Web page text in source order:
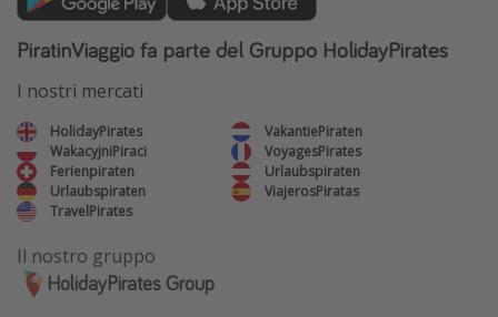
PiratinViaggio fa parte del Gruppo HolidayPirates
I nostri mercati
HolidayPirates
VakantiePiraten
WakacyjniPiraci
VoyagesPirates
Ferienpiraten
Urlaubspiraten
Urlaubspiraten
ViajerosPiratas
TravelPirates
Il nostro gruppo
HolidayPirates Group